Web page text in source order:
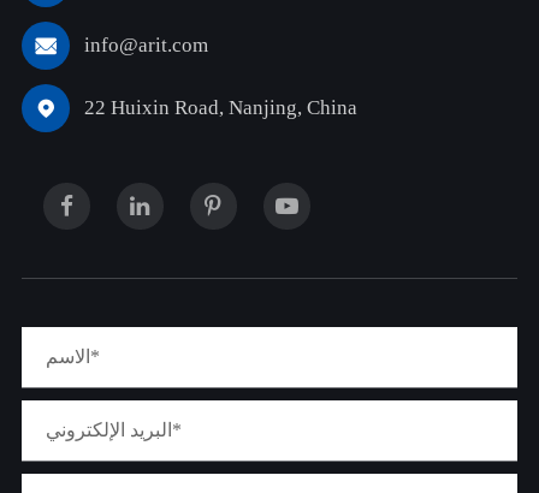
 info@arit.com
 22 Huixin Road, Nanjing, China